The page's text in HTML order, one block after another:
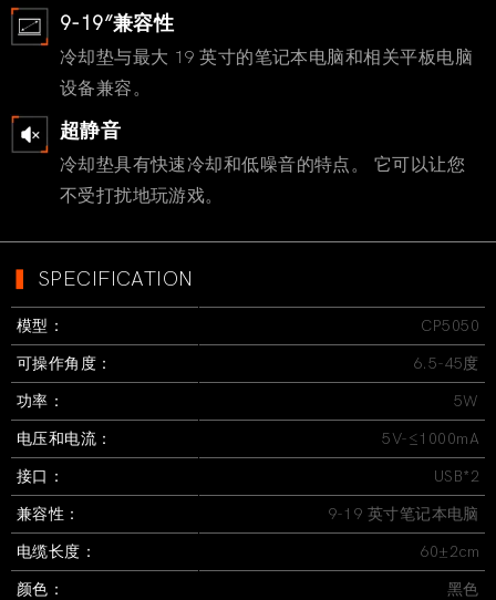
9-19”兼容性
冷却垫与最大 19 英寸的笔记本电脑和相关平板电脑
设备兼容。
超静音
冷却垫具有快速冷却和低噪音的特点。 它可以让您
不受打扰地玩游戏。
SPECIFICATION
模型：
CP5050
可操作角度：
6.5-45度
功率：
5W
电压和电流：
5V-≤1000mA
接口：
USB*2
兼容性：
9-19 英寸笔记本电脑
电缆长度：
60±2cm
颜色：
黑色